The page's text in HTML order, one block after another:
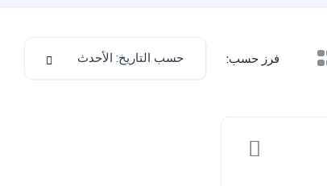
فرز حسب: حسب التاريخ: الأحدث